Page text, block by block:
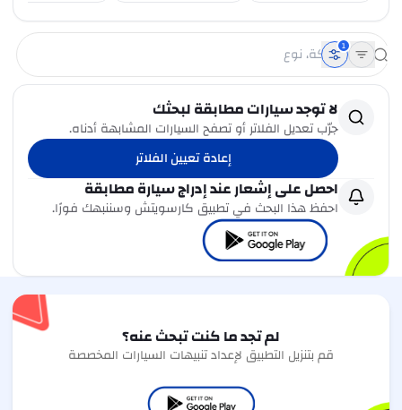
1
لا توجد سيارات مطابقة لبحثك
جرّب تعديل الفلاتر أو تصفح السيارات المشابهة أدناه.
إعادة تعيين الفلاتر
احصل على إشعار عند إدراج سيارة مطابقة
احفظ هذا البحث في تطبيق كارسويتش وسننبهك فورًا.
لم تجد ما كنت تبحث عنه؟
قم بتنزيل التطبيق لإعداد تنبيهات السيارات المخصصة